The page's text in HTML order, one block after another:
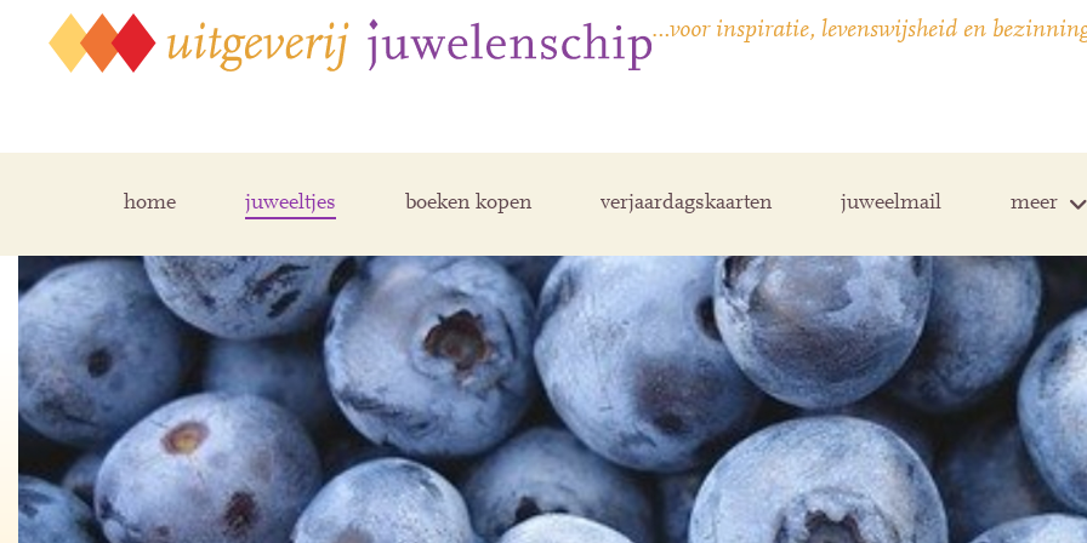
…voor inspiratie, levenswijsheid en
home juweeltjes boeken kopen verjaardagskaarten juweelmail meer